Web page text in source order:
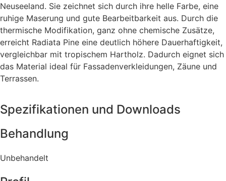
Neuseeland. Sie zeichnet sich durch ihre helle Farbe, eine
ruhige Maserung und gute Bearbeitbarkeit aus. Durch die
thermische Modifikation, ganz ohne chemische Zusätze,
erreicht Radiata Pine eine deutlich höhere Dauerhaftigkeit,
vergleichbar mit tropischem Hartholz. Dadurch eignet sich
das Material ideal für Fassadenverkleidungen, Zäune und
Terrassen.
Spezifikationen und Downloads
Behandlung
Unbehandelt